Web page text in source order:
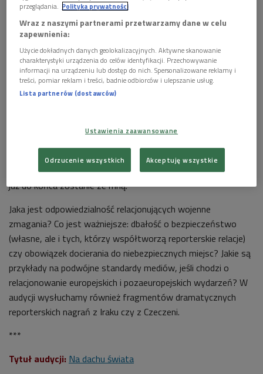
przeczytał tej korespondencji i z niej nie dowiedział się, że jest
tam oddział partyzantów - przyznawał dziennikarz. – Ta myśl
już do końca zostanie ze mną.
Jaka jest odpowiedzialność relacjonujących wojenne
zmagania? Co jest ważniejsze: dbałość o bezpieczeństwo
(własne, ale i tych, którzy współtworzą reporterskie relacje)
czy obowiązek docierania do niebezpiecznych miejsc? Jakie są
przykłady na podwójne standardy mediów, jeśli chodzi o
relacjonowanie europejskich i pozaeuropejskich wydarzeń? W
audycji wysłuchamy również fragmentów dramatycznych
reporterskich nagrań z Iraku czy z Czeczeni.
***
Tytuł audycji: Na dachu świata
przeglądania. Polityka prywatności
Wraz z naszymi partnerami przetwarzamy dane w celu
zapewnienia:
Użycie dokładnych danych geolokalizacyjnych. Aktywne skanowanie
charakterystyki urządzenia do celów identyfikacji. Przechowywanie
informacji na urządzeniu lub dostęp do nich. Spersonalizowane reklamy i
treści, pomiar reklam i treści, badnie odbiorców i ulepszanie usług.
Lista partnerów (dostawców)
Ustawienia zaawansowane
Odrzucenie wszystkich Akceptuję wszystkie